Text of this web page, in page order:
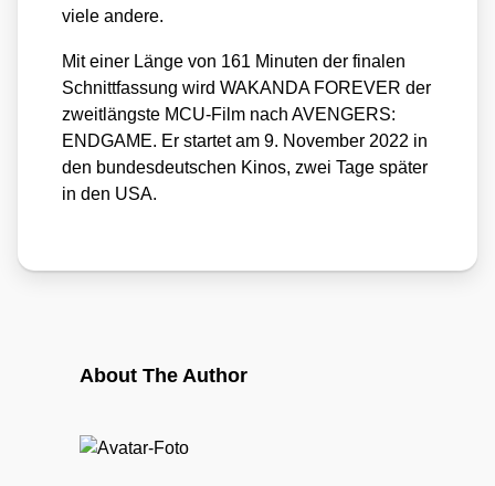
vie­le ande­re.
Mit einer Län­ge von 161 Minu­ten der fina­len
Schnitt­fas­sung wird WAKANDA FOREVER der
zweit­längs­te MCU-Film nach AVENGERS:
ENDGAME. Er star­tet am 9. Novem­ber 2022 in
den bun­des­deut­schen Kinos, zwei Tage spä­ter
in den USA.
About The Author